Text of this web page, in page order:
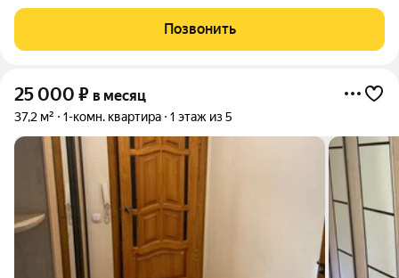
удобный диван, кровать с полным комплектом; стиральная
машина; газовая плита; холодильник. Условия
Позвонить
25 000 ₽ в месяц
37,2 м² 1-комн. квартира 1 этаж из 5